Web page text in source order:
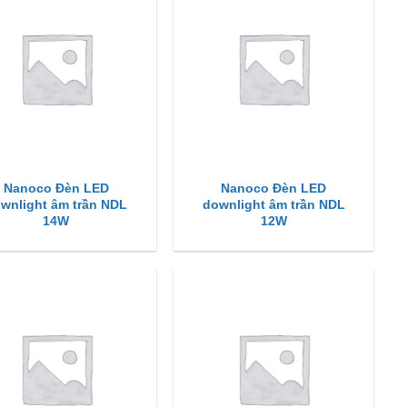
Nanoco Đèn LED
âm trần NDL
14W
Nanoco Đèn LED
downlight âm trần NDL
12W